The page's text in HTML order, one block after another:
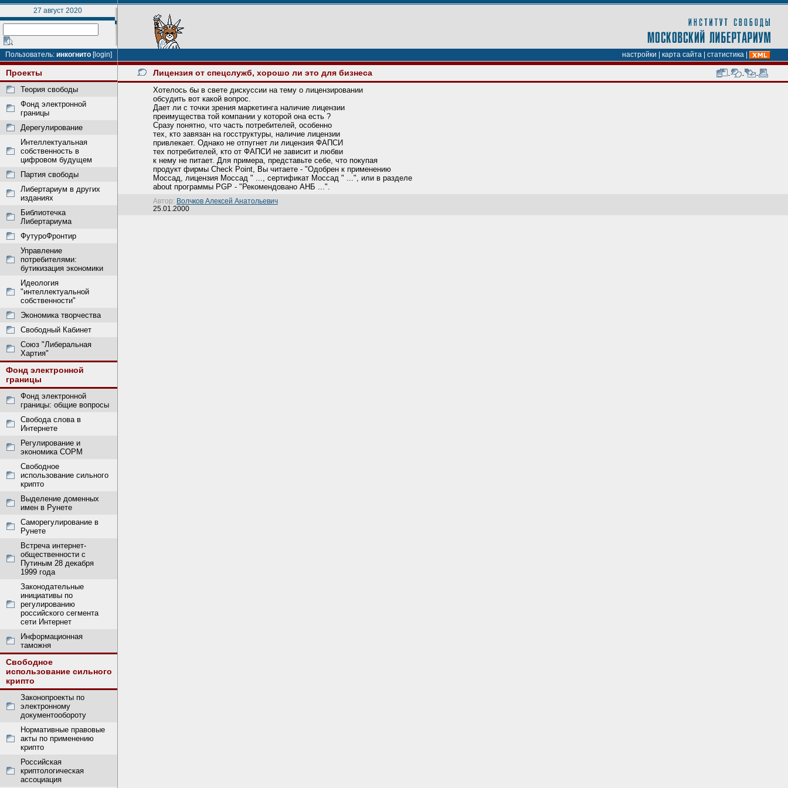
27 август 2020
Пользователь: инкогнито [login] настройки карта сайта статистика
Проекты
Теория свободы
Фонд электронной
границы
Дерегулирование
Интеллектуальная
собственность в
цифровом будущем
Партия свободы
Либертариум в других
изданиях
Библиотечка
Либертариума
ФутуроФронтир
Управление
потребителями:
бутикизация экономики
Идеология
"интеллектуальной
собственности"
Экономика творчества
Свободный Кабинет
Союз "Либеральная
Хартия"
Фонд электронной
границы
Фонд электронной
границы: общие вопросы
Свобода слова в
Интернете
Регулирование и
экономика СОРМ
Свободное
использование сильного
крипто
Выделение доменных
имен в Рунете
Саморегулирование в
Рунете
Встреча интернет-
общественности с
Путиным 28 декабря
1999 года
Законодательные
инициативы по
регулированию
российского сегмента
сети Интернет
Информационная
таможня
Свободное
использование сильного
крипто
Законопроекты по
электронному
документообороту
Нормативные правовые
акты по применению
крипто
Российская
криптологическая
ассоциация
Лицензия от спецслужб, хорошо ли это для бизнеса
Хотелось бы в свете дискуссии на тему о лицензировании
обсудить вот какой вопрос.
Дает ли с точки зрения маркетинга наличие лицензии
преимущества той компании у которой она есть ?
Сразу понятно, что часть потребителей, особенно
тех, кто завязан на госструктуры, наличие лицензии
привлекает. Однако не отпугнет ли лицензия ФАПСИ
тех потребителей, кто от ФАПСИ не зависит и любви
к нему не питает. Для примера, представьте себе, что покупая
продукт фирмы Check Point, Вы читаете - "Одобрен к применению
Моссад, лицензия Моссад " ..., сертификат Моссад " ...", или в разделе
about программы PGP - "Рекомендовано АНБ ...".
Автор: Волчков Алексей Анатольевич
25.01.2000